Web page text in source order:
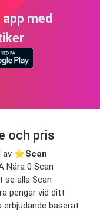
med
och pris
av ⭐️Scan
Nära 0 Scan
se alla Scan
pengar vid ditt
baserat